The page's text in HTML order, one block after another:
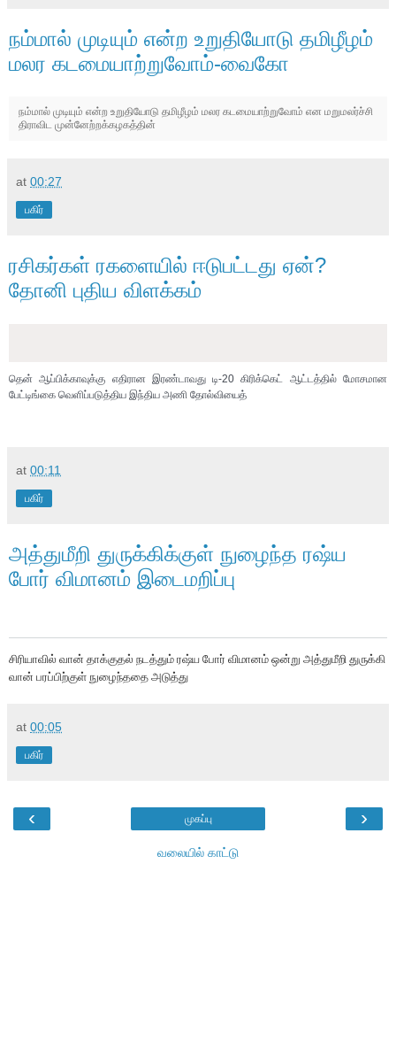
நம்மால் முடியும் என்ற உறுதியோடு தமிழீழம்
மலர கடமையாற்றுவோம்-வைகோ
நம்மால் முடியும் என்ற உறுதியோடு தமிழீழம் மலர கடமையாற்றுவோம் என மறுமலர்ச்சி
திராவிட முன்னேற்றக்கழகத்தின்
at 00:27
பகிர்
ரசிகர்கள் ரகளையில் ஈடுபட்டது ஏன்?
தோனி புதிய விளக்கம்
தென் ஆப்பிக்காவுக்கு எதிரான இரண்டாவது டி-20 கிரிக்கெட் ஆட்டத்தில் மோசமான
பேட்டிங்கை வெளிப்படுத்திய இந்திய அணி தோல்வியைத்
at 00:11
பகிர்
அத்துமீறி துருக்கிக்குள் நுழைந்த ரஷ்ய
போர் விமானம் இடைமறிப்பு
சிரியாவில் வான் தாக்குதல் நடத்தும் ரஷ்ய போர் விமானம் ஒன்று அத்துமீறி துருக்கி
வான் பரப்பிற்குள் நுழைந்ததை அடுத்து
at 00:05
பகிர்
‹ ›
முகப்பு
வலையில் காட்டு